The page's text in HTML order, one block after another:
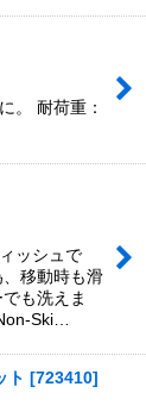
。 耐荷重：
ッシュで
移動時も滑
も洗えま
Ski…
ト [723410]